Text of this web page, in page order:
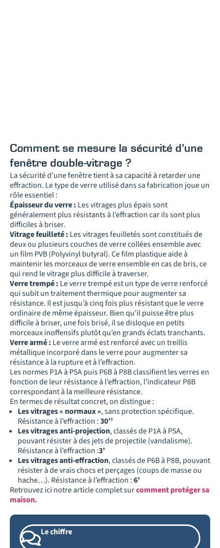
Comment se mesure la sécurité d’une
fenêtre double-vitrage ?
La sécurité d’une fenêtre tient à sa capacité à retarder une
effraction. Le type de verre utilisé dans sa fabrication joue un
rôle essentiel :
Épaisseur du verre : Les vitrages plus épais sont
généralement plus résistants à l’effraction car ils sont plus
difficiles à briser.
Vitrage feuilleté : Les vitrages feuilletés sont constitués de
deux ou plusieurs couches de verre collées ensemble avec
un film PVB (Polyvinyl butyral). Ce film plastique aide à
maintenir les morceaux de verre ensemble en cas de bris, ce
qui rend le vitrage plus difficile à traverser.
Verre trempé : Le verre trempé est un type de verre renforcé
qui subit un traitement thermique pour augmenter sa
résistance. Il est jusqu’à cinq fois plus résistant que le verre
ordinaire de même épaisseur. Bien qu’il puisse être plus
difficile à briser, une fois brisé, il se disloque en petits
morceaux inoffensifs plutôt qu’en grands éclats tranchants.
Verre armé : Le verre armé est renforcé avec un treillis
métallique incorporé dans le verre pour augmenter sa
résistance à la rupture et à l’effraction.
Les normes P1A à P5A puis P6B à P8B classifient les verres en
fonction de leur résistance à l’effraction, l’indicateur P8B
correspondant à la meilleure résistance.
En termes de résultat concret, on distingue :
Les vitrages « normaux », sans protection spécifique.
Résistance à l’effraction :30’’
Les vitrages anti-projection, classés de P1A à P5A,
pouvant résister à des jets de projectile (vandalisme).
Résistance à l’effraction :3’
Les vitrages anti-effraction, classés de P6B à P8B, pouvant
résister à de vrais chocs et perçages (coups de masse ou
hache…). Résistance à l’effraction :6’
Retrouvez ici notre article complet surcomment protéger sa
maison.
Le chiffre